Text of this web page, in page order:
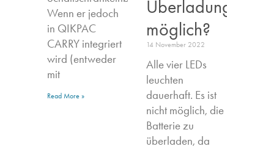
Wenn er jedoch
in QIKPAC
CARRY integriert
wird (entweder
mit
Read More »
Überladung
möglich?
14 November 2022
Alle vier LEDs
leuchten
dauerhaft. Es ist
nicht möglich, die
Batterie zu
überladen, da